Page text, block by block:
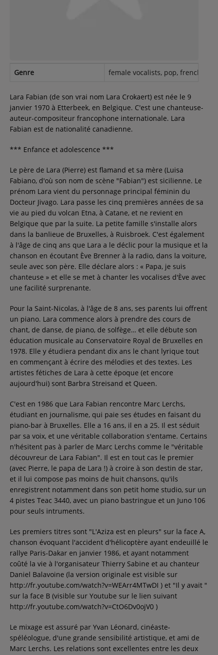
Recherche d'un titre
SE CONNECTER
Genre female vocalists, pop, french,
Lara Fabian (de son vrai nom Lara Crokaert) est née le 9
janvier 1970 à Etterbeek, en Belgique. C'est une chanteuse-
auteur-compositeur francophone internationale. Lara
Fabian est de nationalité canadienne.
*** Enfance et adolescence ***
Le père de Lara (Pierre) est flamand et sa mère (Luisa
Fabiano, d'où son nom de scène "Fabian") est sicilienne. Le
prénom Lara vient du personnage principal féminin du
Docteur Jivago. Lara passe les cinq premières années de sa
vie au pied du volcan Etna, à Catane, et ne revient en
Belgique que par la suite. La petite famille s'installe alors
dans la banlieue de Bruxelles, à Ruisbroek. C'est également
à l'âge de cinq ans que Lara a le déclic pour la musique et la
chanson en écoutant Ève Brenner à la radio, dans la voiture,
seule avec son père. Elle déclare alors : « Papa, je suis
chanteuse » et elle se met à chanter les vocalises d'Ève avec
une facilité surprenante.
Pour la Saint-Nicolas, à l'âge de 8 ans, ses parents lui offrent
un piano. Lara commence alors à prendre des cours de
chant, de danse, de piano, de solfège… et elle débute son
éducation musicale au Conservatoire Royal de Bruxelles en
1978. Elle y étudiera pendant dix ans le chant lyrique tout
en commençant à écrire des mélodies et des textes. Les
artistes fétiches de Lara à cette époque (et encore
aujourd'hui) sont Barbra Streisand et Queen.
C'est en 1986 que Lara Fabian rencontre Marc Lerchs,
étudiant en journalisme, qui paie ses études en faisant du
piano-bar à Bruxelles. Elle a 16 ans, il en a 25. Il est séduit
par sa voix, et une véritable collaboration s'entame. Certains
n'hésitent pas à parler de Marc Lerchs comme le "véritable
découvreur de Lara Fabian". Il est en tout cas le premier
(avec Pierre, le papa de Lara !) à croire à son destin de star,
et il lui compose pas moins de huit chansons, qu'ils
enregistrent notamment dans son petit home studio, sur un
4 pistes Teac 3440, avec un piano bastringue et un Juno 106
pour seuls intruments.
Les premiers titres sont "L'Aziza est en pleurs" sur la face A,
chanson évoquant l'accident d'hélicoptère ayant endeuillé le
rallye Paris-Dakar en janvier 1986, et ayant notamment
coûté la vie à l'organisateur Thierry Sabine et au chanteur
Daniel Balavoine (la version originale est visible sur
http://fr.youtube.com/watch?v=WEArr4MTwDI ) et "Il y avait "
sur la face B (visible sur Youtube sur le lien suivant
http://fr.youtube.com/watch?v=CtO6Dv0ojV0 )
Le mixage est assuré par Yvan Léonard, cinéaste-
spéléologue, d'une grande sensibilité artistique, et ami de
Marc Lerchs. Les relations sont excellentes entre les deux